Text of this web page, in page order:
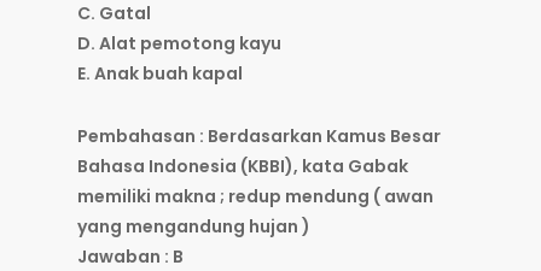
C. Gatal
D. Alat pemotong kayu
E. Anak buah kapal
Pembahasan : Berdasarkan Kamus Besar
Bahasa Indonesia (KBBI), kata Gabak
memiliki makna ; redup mendung ( awan
yang mengandung hujan )
Jawaban : B